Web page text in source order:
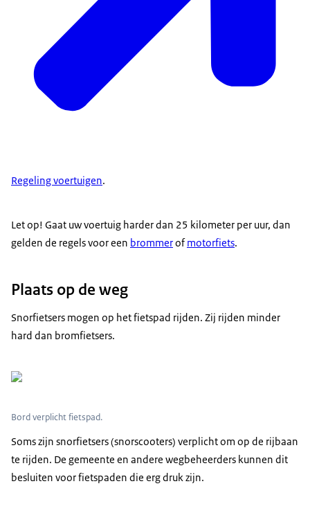
Regeling voertuigen.
Let op! Gaat uw voertuig harder dan 25 kilometer per uur, dan
gelden de regels voor een brommerofmotorfiets.
Plaats op de weg
Snorfietsers mogen op het fietspad rijden. Zij rijden minder
hard dan bromfietsers.
Bord verplicht fietspad.
Soms zijn snorfietsers (snorscooters) verplicht om op de rijbaan
te rijden. De gemeente en andere wegbeheerders kunnen dit
besluiten voor fietspaden die erg druk zijn.